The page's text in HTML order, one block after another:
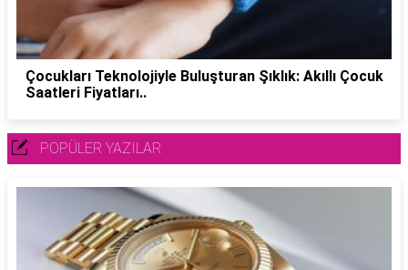
Çocukları Teknolojiyle Buluşturan Şıklık: Akıllı Çocuk
Saatleri Fiyatları..
POPÜLER YAZILAR